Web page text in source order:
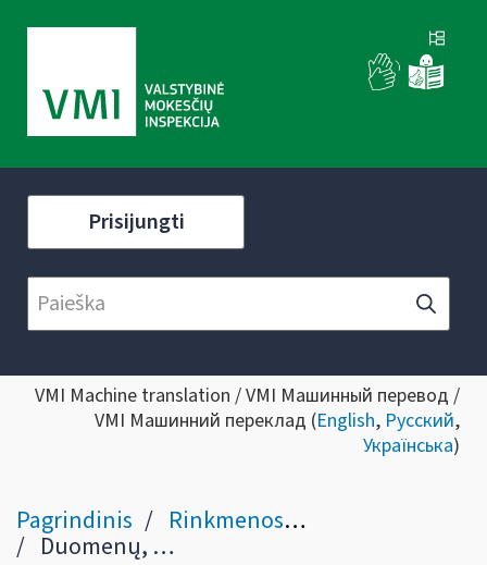
Prisijungti
VMI Machine translation / VMI Машинный перевод /
VMI Машинний переклад (English, Русский,
Українська)
Pagrindinis Rinkmenos / Atviri duomenys
Duomenų, teikiamų XML formatu, rinkinių specifikacijos